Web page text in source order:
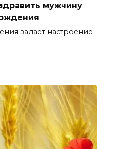
мужчину
задает настроение